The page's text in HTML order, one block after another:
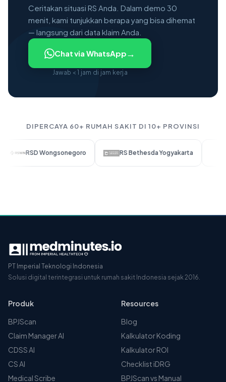
Ceritakan situasi RS Anda. Dalam demo 30
menit, kami tunjukkan berapa yang bisa dihemat
— langsung dari data klaim Anda.
Chat via WhatsApp→
Jawab < 1 jam di jam kerja
DIPERCAYA 60+ RUMAH SAKIT DI 10+ PROVINSI
Wongsonegoro RS Bethesda Yogyakarta
PT Imperial Teknologi Indonesia
Solusi digital terintegrasi untuk rumah sakit Indonesia sejak 2016.
Produk
BPJScan
Claim Manager AI
CDSS AI
CS AI
Medical Scribe
Resources
Blog
Kalkulator Koding
Kalkulator ROI
Checklist iDRG
BPJScan vs Manual